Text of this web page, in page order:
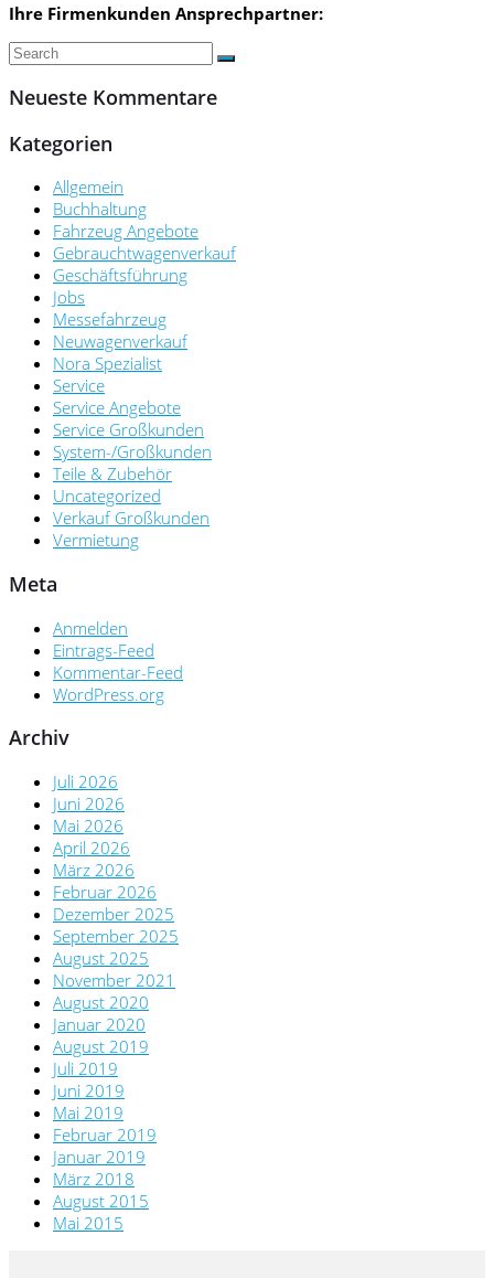
Ihre Firmenkunden Ansprechpartner:
Neueste Kommentare
Kategorien
Allgemein
Buchhaltung
Fahrzeug Angebote
Gebrauchtwagenverkauf
Geschäftsführung
Jobs
Messefahrzeug
Neuwagenverkauf
Nora Spezialist
Service
Service Angebote
Service Großkunden
System-/Großkunden
Teile & Zubehör
Uncategorized
Verkauf Großkunden
Vermietung
Meta
Anmelden
Eintrags-Feed
Kommentar-Feed
WordPress.org
Archiv
Juli 2026
Juni 2026
Mai 2026
April 2026
März 2026
Februar 2026
Dezember 2025
September 2025
August 2025
November 2021
August 2020
Januar 2020
August 2019
Juli 2019
Juni 2019
Mai 2019
Februar 2019
Januar 2019
März 2018
August 2015
Mai 2015